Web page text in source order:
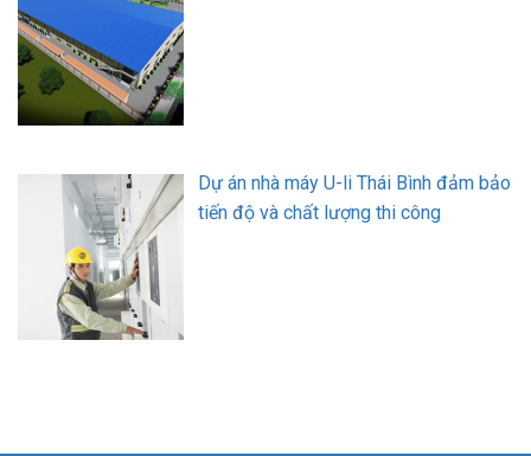
Dự án nhà máy U-li Thái Bình đảm bảo
tiến độ và chất lượng thi công